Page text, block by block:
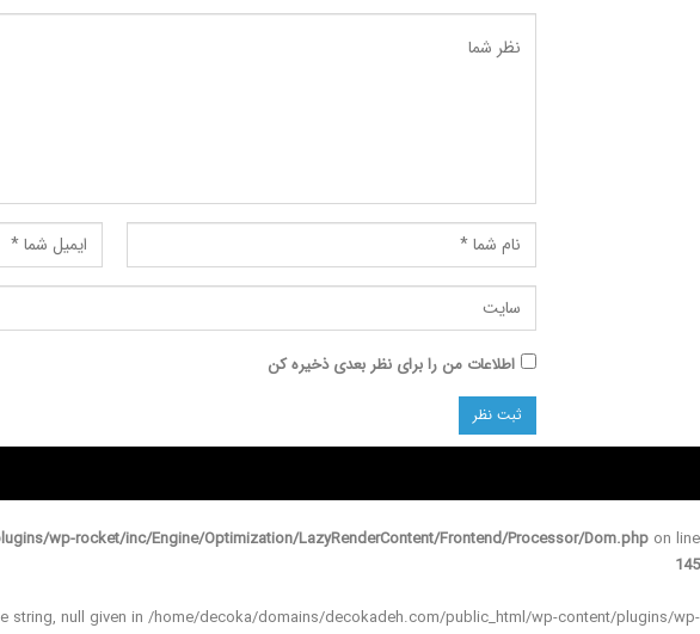
اطلاعات من را برای نظر بعدی ذخیره کن
wp-rocket/inc/Engine/Optimization/LazyRenderContent/Frontend/Processor/Dom.php on line
145
string, null given in /home/decoka/domains/decokadeh.com/public_html/wp-content/plugins/wp-